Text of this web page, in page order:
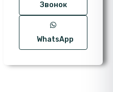
7
Звонок
WhatsApp